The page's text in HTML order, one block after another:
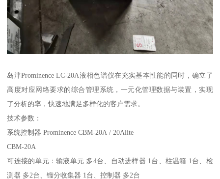
岛津Prominence LC-20A液相色谱仪在充实基本性能的同时，确立了
高度对应网络要求的综合管理系统，一元化管理数据与装置，实现
了分析的率，快速地满足多样化的客户需求。
技术参数：
系统控制器 Prominence CBM-20A / 20Alite
CBM-20A
可连接的单元：输液单元 多4台、自动进样器 1台、柱温箱 1台、检
测器 多2台、镏分收集器 1台、控制器 多2台